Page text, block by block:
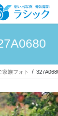
家族フォト